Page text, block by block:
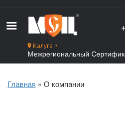
основному
содержанию
Калуга ▼
Межрегиональный
Главная О компании